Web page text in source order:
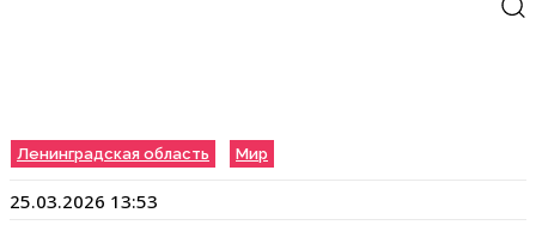
Ленинградская область Мир
25.03.2026 13:53